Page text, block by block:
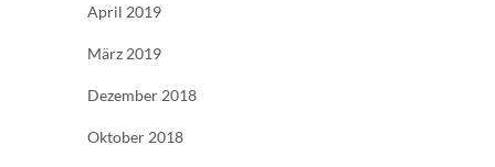
April 2019
März 2019
Dezember 2018
Oktober 2018